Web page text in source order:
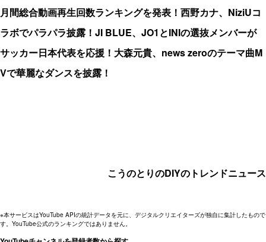
月間総合動画再生回数ランキングを発表！西野カナ、NiziUコ
ラボでパラパラ披露！JI BLUE、JO1とINIの選抜メンバーが
サッカー日本代表を応援！大森元貴、news zeroのテーマ曲M
Vで華麗なダンスを披露！
こうのとりのDIYのトレンドニュース
※本サービスはYouTube APIの統計データを元に、デジタルクリエイターズが独自に集計したもので
す。YouTube公式のランキングではありません。